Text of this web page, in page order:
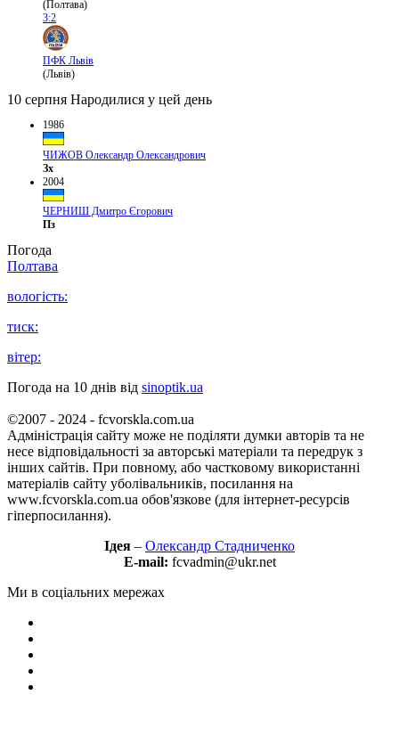
(Полтава)
3:2
ПФК Львів
(Львів)
10 серпня Народилися у цей день
1986
ЧИЖОВ Олександр Олександрович
Зх
2004
ЧЕРНИШ Дмитро Єгорович
Пз
Погода
Полтава
вологість:
тиск:
вітер:
Погода на 10 днів від sinoptik.ua
©2007 - 2024 - fcvorskla.com.ua
Адміністрація сайту може не поділяти думки авторів та не
несе відповідальності за авторські матеріали та передрук з
інших сайтів. При повному, або частковому використанні
матеріалів сайту уболівальників, посилання на
www.fcvorskla.com.ua обов'язкове (для інтернет-ресурсів
гіперпосилання).
Ідея – Олександр Стадниченко
E-mail: fcvadmin@ukr.net
Ми в соціальних мережах